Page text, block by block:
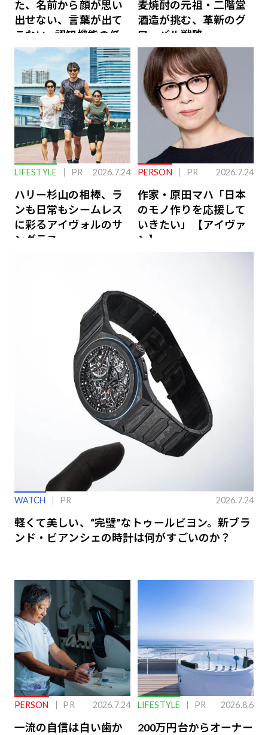
た、名前から顔が思い
出せない、言葉が出て
こない…認知機能の低
下を救う、脳のインナ
ーケアとは
麦焼酎の元祖・二階堂
酒造が挑む、革新のグ
ローバル戦略
LIFESTYLE PR 2026.7.24
ハリー杉山の相棒、ラ
ンも日常もシームレス
に彩るアイヴォルのサ
ングラス
PERSON PR 2026.7.24
作家・原田マハ「日本
のモノ作りを応援して
いきたい」【アイヴァ
ン】
WATCH PR 2026.7.24
軽くて美しい、“完璧”なトゥールビヨン。新ブラ
ンド・ビアンシェの時計は何がすごいのか？
PERSON PR 2026.7.24
一流の自信は白い歯か
LIFESTYLE PR 2026.8.6
200万円台からオーナー